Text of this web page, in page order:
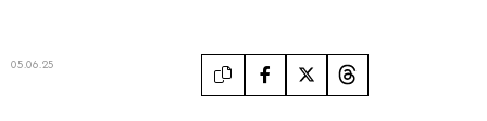
05.06.25